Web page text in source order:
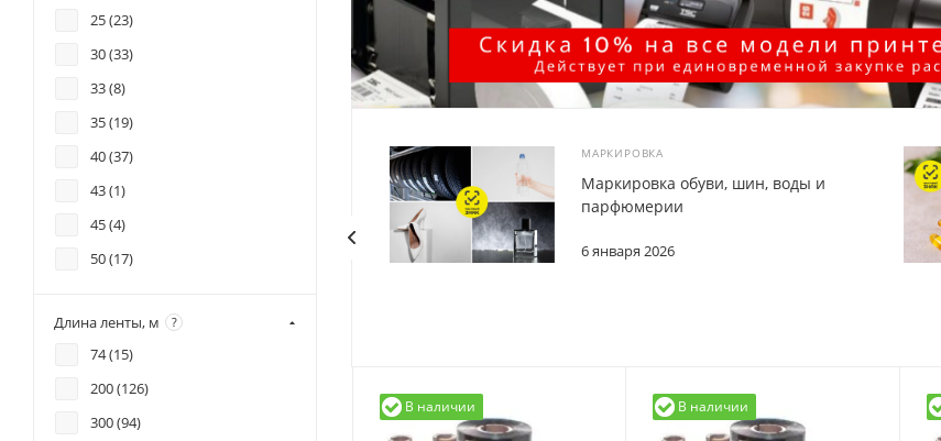
МАРКИРОВКА
6 января 2026
Маркировка обуви, шин, воды и
парфюмерии
В наличии В наличии
25 (23)
30 (33)
33 (8)
35 (19)
40 (37)
43 (1)
45 (4)
50 (17)
60 (43)
63 (1)
64 (3)
70 (8)
Длина ленты, м ?
74 (15)
200 (126)
300 (94)